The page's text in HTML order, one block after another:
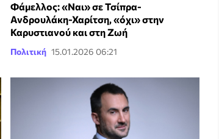
Φάμελλος: «Ναι» σε Τσίπρα-
Ανδρουλάκη-Χαρίτση, «όχι» στην
Καρυστιανού και στη Ζωή
Πολιτική 15.01.2026 06:21